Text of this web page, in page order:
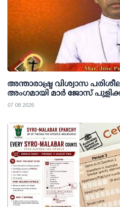
അന്താരാഷ്ട്ര വിശ്വാസ
അംഗമായി മാര്‍ ജോസ്
07 08 2026